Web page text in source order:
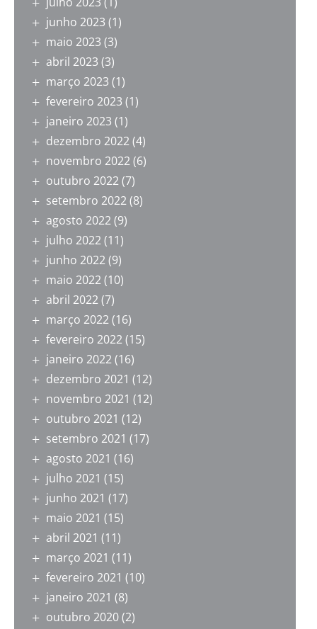
junho 2023 (1)
maio 2023 (3)
abril 2023 (3)
março 2023 (1)
fevereiro 2023 (1)
janeiro 2023 (1)
dezembro 2022(4)
novembro 2022(6)
outubro 2022(7)
setembro 2022(8)
agosto 2022(9)
julho 2022(11)
junho 2022(9)
maio 2022(10)
abril 2022(7)
março 2022(16)
fevereiro 2022(15)
janeiro 2022(16)
dezembro 2021 (12)
novembro 2021 (12)
outubro 2021 (12)
setembro 2021 (17)
agosto 2021 (16)
julho 2021 (15)
junho 2021 (17)
maio 2021 (15)
abril 2021 (11)
março 2021 (11)
fevereiro 2021 (10)
janeiro 2021 (8)
outubro 2020(2)